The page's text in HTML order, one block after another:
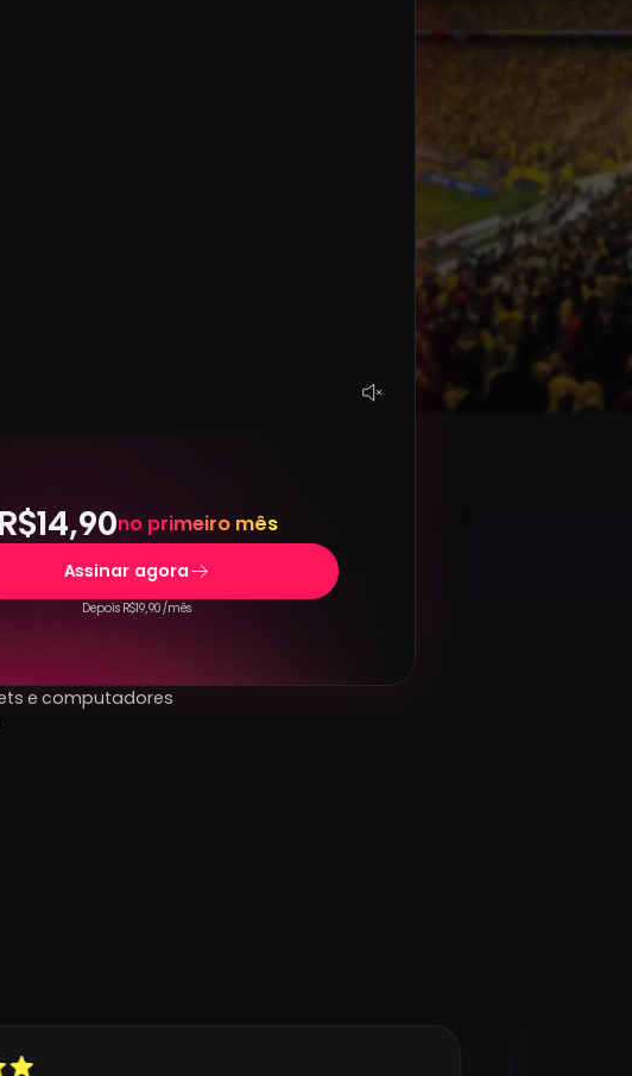
R$14,90no primeiro mês
Assinar agora
Depois R$19,90 /mês
e computadores